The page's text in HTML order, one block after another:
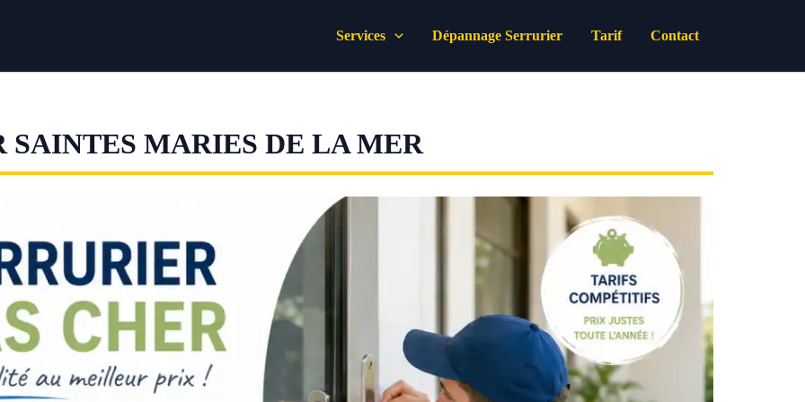
Services Dépannage Serrurier Tarif Contact
SAINTES MARIES DE LA MER